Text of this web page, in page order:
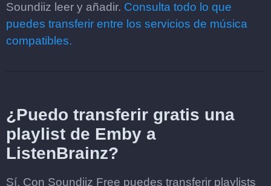
Soundiiz leer y añadir. Consulta todo lo que
puedes transferir entre los servicios de música
compatibles.
¿Puedo transferir gratis una
playlist de Emby a
ListenBrainz?
Sí. Con Soundiiz Free puedes transferir playlists